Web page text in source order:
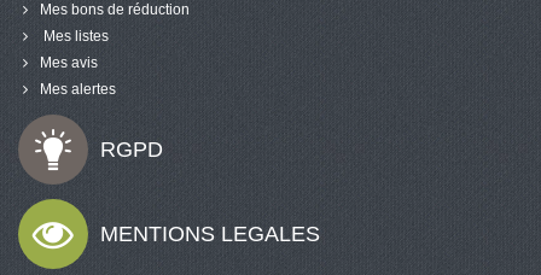
RGPD
MENTIONS LEGALES
Mes bons de réduction
Mes listes
Mes avis
Mes alertes